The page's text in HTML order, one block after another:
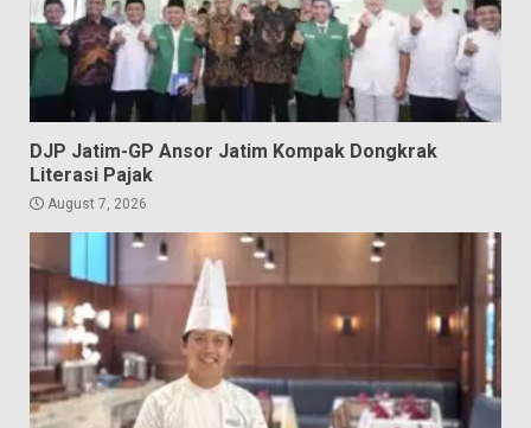
DJP Jatim-GP Ansor Jatim Kompak Dongkrak
Literasi Pajak
August 7, 2026